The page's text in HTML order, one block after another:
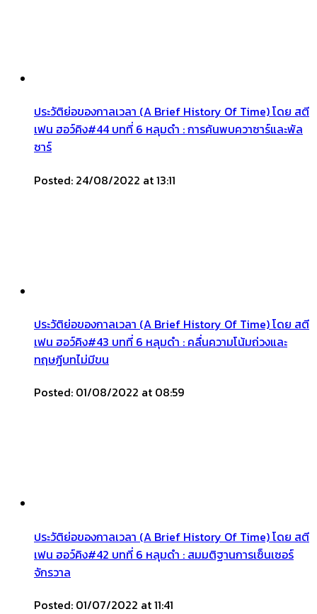
ประวัติย่อของกาลเวลา (A Brief History Of Time) โดย สตี
เฟน ฮอว์คิง#44 บทที่ 6 หลุมดำ : การค้นพบควาซาร์และพัล
ซาร์
Posted: 24/08/2022 at 13:11
ประวัติย่อของกาลเวลา (A Brief History Of Time) โดย สตี
เฟน ฮอว์คิง#43 บทที่ 6 หลุมดำ : คลื่นความโน้มถ่วงและ
ทฤษฎีบทไม่มีขน
Posted: 01/08/2022 at 08:59
ประวัติย่อของกาลเวลา (A Brief History Of Time) โดย สตี
เฟน ฮอว์คิง#42 บทที่ 6 หลุมดำ : สมมติฐานการเซ็นเซอร์
จักรวาล
Posted: 01/07/2022 at 11:41